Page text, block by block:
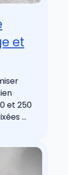
et
et 250
...